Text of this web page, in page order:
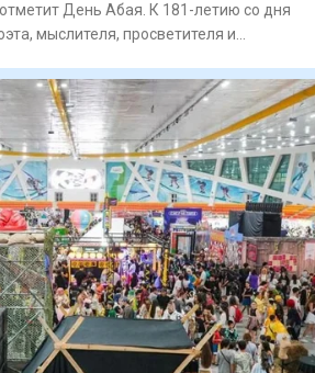
отметит День Абая. К 181-летию со дня
мыслителя, просветителя и